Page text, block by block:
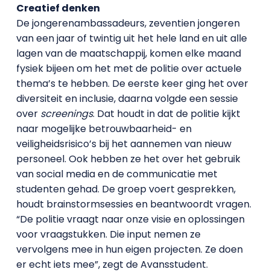
Creatief denken
De jongerenambassadeurs, zeventien jongeren
van een jaar of twintig uit het hele land en uit alle
lagen van de maatschappij, komen elke maand
fysiek bijeen om het met de politie over actuele
thema’s te hebben. De eerste keer ging het over
diversiteit en inclusie, daarna volgde een sessie
over screenings. Dat houdt in dat de politie kijkt
naar mogelijke betrouwbaarheid- en
veiligheidsrisico’s bij het aannemen van nieuw
personeel. Ook hebben ze het over het gebruik
van social media en de communicatie met
studenten gehad. De groep voert gesprekken,
houdt brainstormsessies en beantwoordt vragen.
“De politie vraagt naar onze visie en oplossingen
voor vraagstukken. Die input nemen ze
vervolgens mee in hun eigen projecten. Ze doen
er echt iets mee”, zegt de Avansstudent.